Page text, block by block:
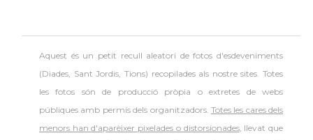
Aquest és un petit recull aleatori defotos d'esdeveniments
(Diades, Sant Jordis, Tions) recopilades als nostre sites. Totes
les fotos són de producció pròpia o extretes de webs
públiques amb permís dels organitzadors. Totes les cares dels
menors han d'aparèixer pixelades o distorsionades, llevat que